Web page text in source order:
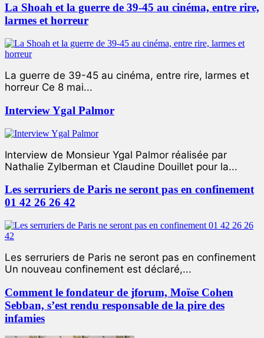
La Shoah et la guerre de 39-45 au cinéma, entre rire,
larmes et horreur
La guerre de 39-45 au cinéma, entre rire, larmes et
horreur Ce 8 mai...
Interview Ygal Palmor
Interview de Monsieur Ygal Palmor réalisée par
Nathalie Zylberman et Claudine Douillet pour la...
Les serruriers de Paris ne seront pas en confinement
01 42 26 26 42
Les serruriers de Paris ne seront pas en confinement
Un nouveau confinement est déclaré,...
Comment le fondateur de jforum, Moïse Cohen
Sebban, s’est rendu responsable de la pire des
infamies